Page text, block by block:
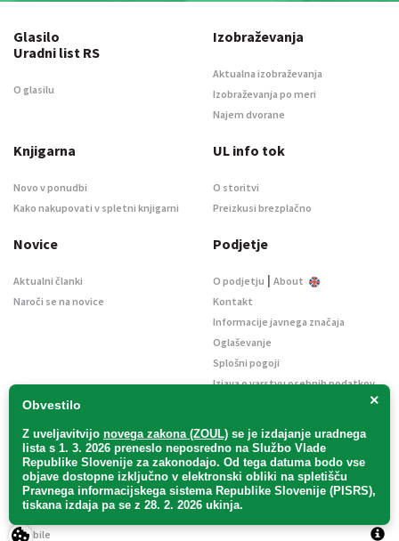
×
Obvestilo
Z uveljavitvijo novega zakona (ZOUL) se je izdajanje uradnega
lista s 1. 3. 2026 preneslo neposredno na Službo Vlade
Republike Slovenije za zakonodajo. Od tega datuma bodo vse
objave dostopne izključno v elektronski obliki na spletišču
Pravnega informacijskega sistema Republike Slovenije (PISRS),
tiskana izdaja pa se z 28. 2. 2026 ukinja.
Glasilo
Uradni list RS
O glasilu
Izobraževanja
Aktualna izobraževanja
Izobraževanja po meri
Najem dvorane
Knjigarna
Novo v ponudbi
Kako nakupovati v spletni knjigarni
UL info tok
O storitvi
Preizkusi brezplačno
Novice
Aktualni članki
Naroči se na novice
Podjetje
O podjetju | About
Kontakt
Informacije javnega značaja
Oglaševanje
Splošni pogoji
Izjava o varstvu osebnih podatkov
Uradni list d. o. o. – v likvidaciji / Vse pravice pridržane.
2Mobile